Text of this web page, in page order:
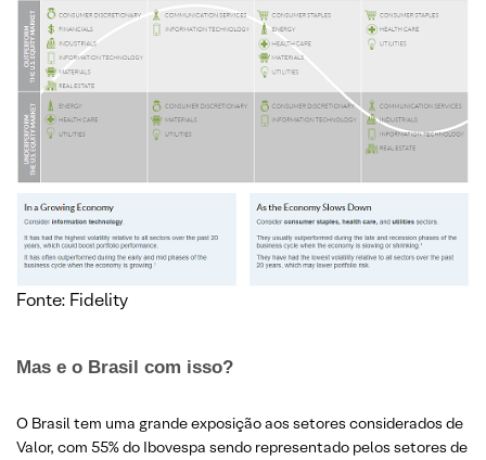
Fonte: Fidelity
Mas e o Brasil com isso?
O Brasil tem uma grande exposição aos setores considerados de
Valor, com 55% do Ibovespa sendo representado pelos setores de